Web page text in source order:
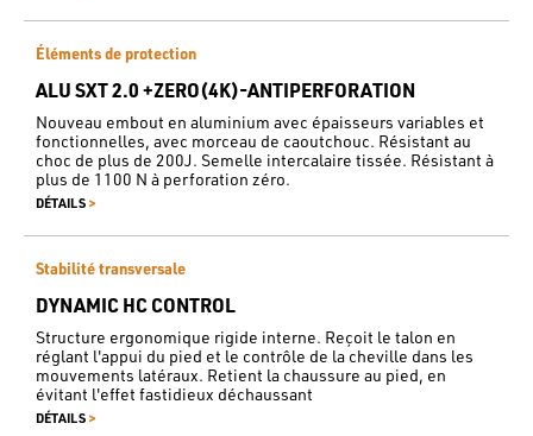
Éléments de protection
ALU SXT 2.0 +ZERO(4K)-ANTIPERFORATION
Nouveau embout en aluminium avec épaisseurs variables et
fonctionnelles, avec morceau de caoutchouc. Résistant au
choc de plus de 200J. Semelle intercalaire tissée. Résistant à
plus de 1100 N à perforation zéro.
DÉTAILS >
Stabilité transversale
DYNAMIC HC CONTROL
Structure ergonomique rigide interne. Reçoit le talon en
réglant l'appui du pied et le contrôle de la cheville dans les
mouvements latéraux. Retient la chaussure au pied, en
évitant l'effet fastidieux déchaussant
DÉTAILS >